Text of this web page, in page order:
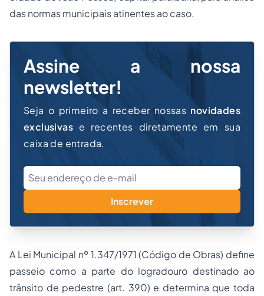
das normas municipais atinentes ao caso.
Assine a nossa
newsletter!
Seja o primeiro a receber nossas novidades
exclusivas e recentes diretamente em sua
caixa de entrada.
Inscrever
A Lei Municipal nº 1.347/1971 (Código de Obras) define
passeio como a parte do logradouro destinado ao
trânsito de pedestre (art. 390) e determina que toda